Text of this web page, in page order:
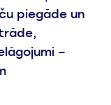
piegāde un
–